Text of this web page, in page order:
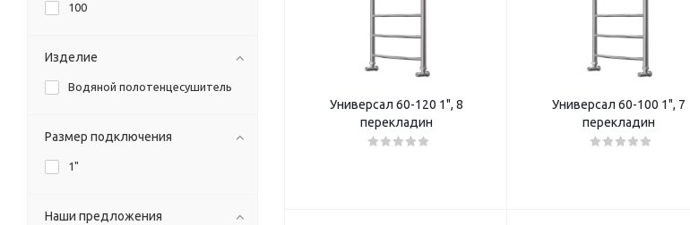
Универсал 60-120 1", 8
перекладин
Универсал 60-100 1", 7
перекладин
100
Изделие
Водяной полотенцесушитель
Размер подключения
1"
Наши предложения